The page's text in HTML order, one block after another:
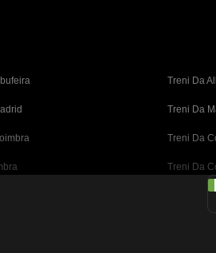
Treni Da
Treni Da
Treni Da
Treni Da
Treni Da